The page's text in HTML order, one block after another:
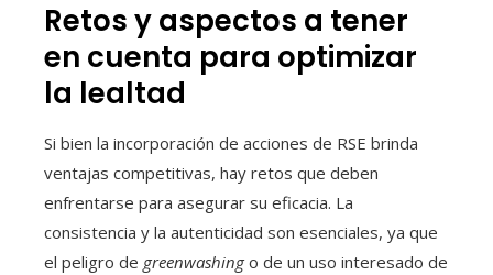
Retos y aspectos a tener
en cuenta para optimizar
la lealtad
Si bien la incorporación de acciones de RSE brinda
ventajas competitivas, hay retos que deben
enfrentarse para asegurar su eficacia. La
consistencia y la autenticidad son esenciales, ya que
el peligro de greenwashingo de un uso interesado de